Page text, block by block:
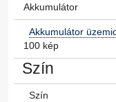
Akkumulátor
Akkumulátor
100 kép
Szín
Szín